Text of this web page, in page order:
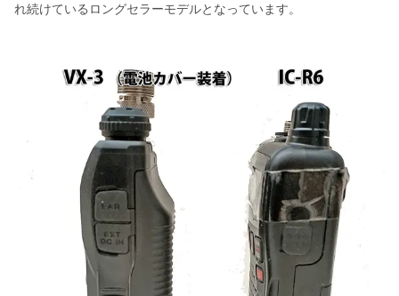
れ続けているロングセラーモデルとなっています。